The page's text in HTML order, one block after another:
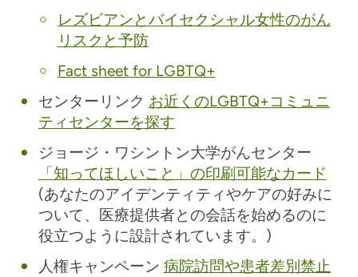
レズビアンとバイセクシャル女性のがん
リスクと予防
Fact sheet for LGBTQ+
センターリンク お近くのLGBTQ+コミュニ
ティセンターを探す
ジョージ・ワシントン大学がんセンター
「知ってほしいこと」の印刷可能なカード
(あなたのアイデンティティやケアの好みに
ついて、医療提供者との会話を始めるのに
役立つように設計されています。)
人権キャンペーン 病院訪問や患者差別禁止